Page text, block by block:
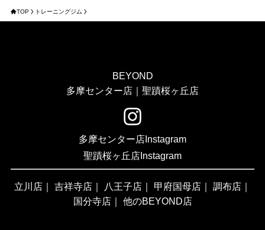
TOP トレーニングジム
BEYOND
多摩センター店｜聖蹟桜ヶ丘店
多摩センター店Instagram
聖蹟桜ヶ丘店Instagram
立川店 ｜ 吉祥寺店 ｜ 八王子店 ｜ 甲府国母店 ｜ 調布店 ｜
国分寺店｜ 他のBEYOND店